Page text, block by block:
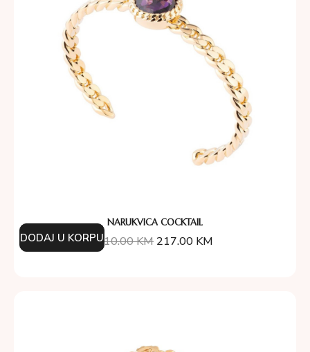
NARUKVICA COCKTAIL
310.00KM 217.00 KM
DODAJ U KORPU